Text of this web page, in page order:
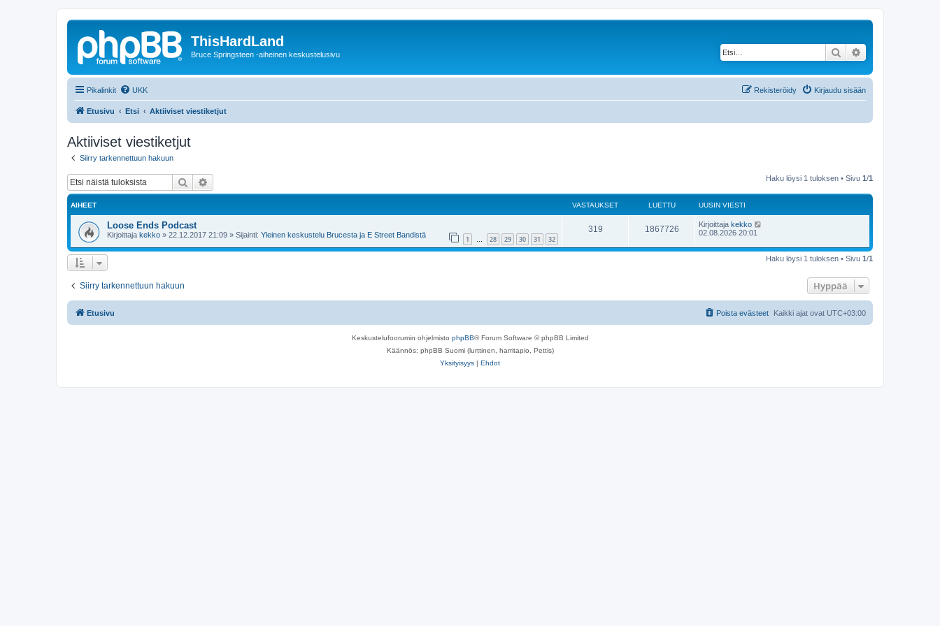
ThisHardLand
Bruce Springsteen -aiheinen keskustelusivu Etsi
Pikalinkit UKK Kirjaudu sisään
Rekisteröidy
Etusivu Etsi Aktiiviset viestiketjut
Aktiiviset viestiketjut
Siirry tarkennettuun hakuun
Etsi Haku löysi 1 tuloksen • Sivu 1/1
AIHEET VASTAUKSET LUETTU UUSIN VIESTI
Loose Ends Podcast
Kirjoittaja kekko » 22.12.2017 21:09 » Sijainti: Yleinen keskustelu Brucesta ja E Street Bandistä 1 … 28 29 30 31 32
319 1867726 Kirjoittaja kekko
02.08.2026 20:01
Haku löysi 1 tuloksen • Sivu 1/1
Siirry tarkennettuun hakuun Hyppää
Etusivu Kaikki ajat ovat UTC+03:00
Poista evästeet
Keskustelufoorumin ohjelmisto phpBB® Forum Software © phpBB Limited
Käännös: phpBB Suomi (lurttinen, harritapio, Pettis)
Yksityisyys | Ehdot